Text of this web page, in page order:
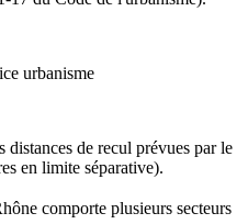
urbanisme
de recul prévues par le
en limite séparative).
comporte plusieurs secteurs